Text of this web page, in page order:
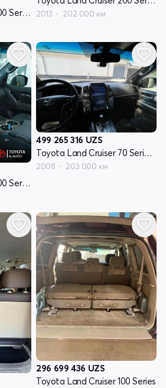
Toyota Land Cruiser 300 Series
2013 202 000 км
Toyota Land Cruiser 300 Series
499 265 316 UZS
Toyota Land Cruiser 70 Series рестайлинг 1
2008 203 000 км
296 699 436 UZS
Toyota Land Cruiser 100 Series